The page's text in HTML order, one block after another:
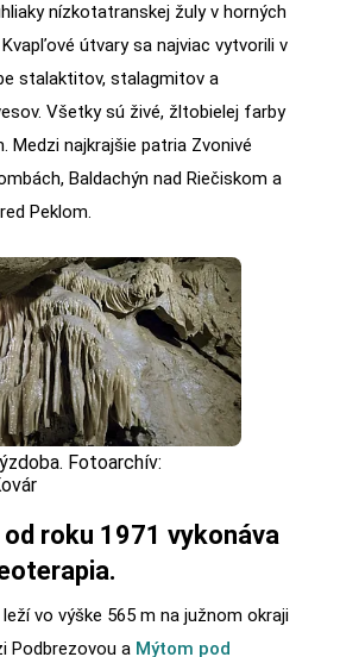
nízkotatranskej žuly v horných
útvary sa najviac vytvorili v
stalaktitov, stalagmitov a
Všetky sú živé, žltobielej farby
Medzi najkrajšie patria Zvonivé
Baldachýn nad Riečiskom a
Peklom.
Fotoarchív:
roku 1971 vykonáva
vo výške 565 m na južnom okraji
Podbrezovou a Mýtom pod